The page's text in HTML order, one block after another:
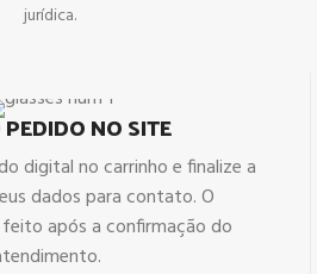
jurídica.
PEDIDO NO SITE
digital no carrinho e finalize a
dados para contato. O
após a confirmação do